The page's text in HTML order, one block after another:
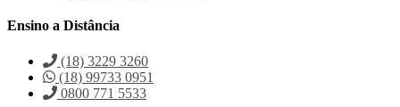
Ensino a Distância
(18) 3229 3260
(18) 99733 0951
0800 771 5533